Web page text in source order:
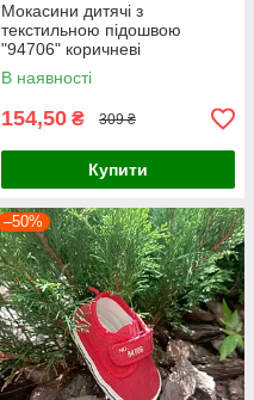
Мокасини дитячі з
текстильною підошвою
"94706" коричневі
В наявності
154,50 ₴ 309 ₴
Купити
–50%